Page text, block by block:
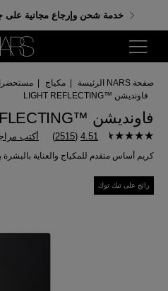
خدمة شحن وإرجاع مجانية على
صفحة NARS الرئيسة مكياج
فاونديشن ™LIGHT REFLECTING
فاونديشن ™LIGHT REFLECTING
4.51
(
2515
) أكتب
رائج على تيك توك